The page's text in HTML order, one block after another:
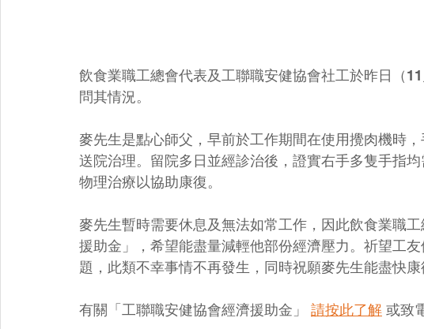
飲食業職工總會代表及工聯職安健協會社工於昨日（
問其情況。
麥先生是點心師父，早前於工作期間在使用攪肉機時
送院治理。留院多日並經診治後，證實右手多隻手指
物理治療以協助康復。
麥先生暫時需要休息及無法如常工作，因此飲食業職
援助金」，希望能盡量減輕他部份經濟壓力。祈望工
題，此類不幸事情不再發生，同時祝願麥先生能盡快康
有關「工聯職安健協會經濟援助金」 請按此了解 或致